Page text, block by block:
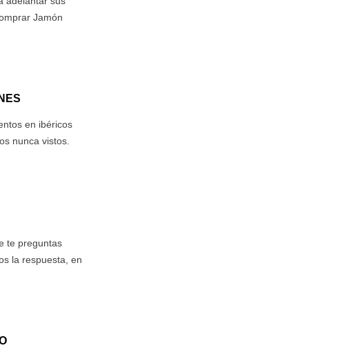
Jamón
en ibéricos
nunca vistos.
te preguntas
la respuesta, en